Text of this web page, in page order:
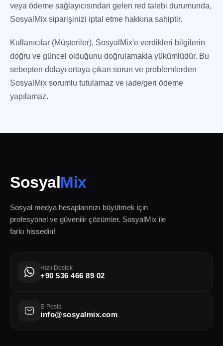
veya ödeme sağlayıcısından gelen red talebi durumunda,
SosyalMix siparişinizi iptal etme hakkına sahiptir.
Kullanıcılar (Müşteriler), SosyalMix'e verdikleri bilgilerin
doğru ve güncel olduğunu doğrulamakla yükümlüdür. Bu
sebepten dolayı ortaya çıkan sorun ve problemlerden
SosyalMix sorumlu tutulamaz ve iade/geri ödeme
yapılamaz.
SosyalMix
Sosyal medya hesaplarınızı büyütmek için
profesyonel ve güvenilir çözümler. SosyalMix ile
farkı hissedin!
Hızlı Destek
+90 536 466 89 02
E-Posta
info@sosyalmix.com